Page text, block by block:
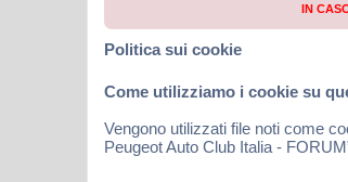
IN
Politica sui cookie
Come utilizziamo i cookie su
Vengono utilizzati file noti come
Peugeot Auto Club Italia -